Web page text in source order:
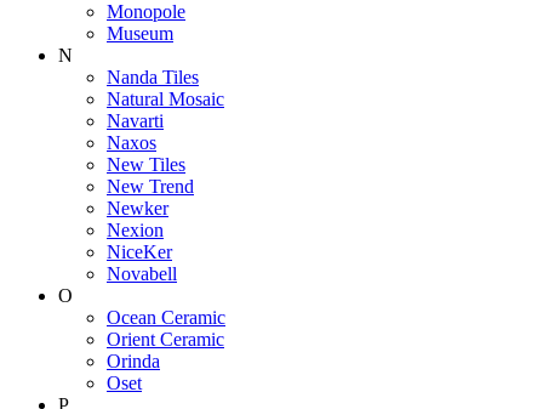
Monopole
Museum
N
Nanda Tiles
Natural Mosaic
Navarti
Naxos
New Tiles
New Trend
Newker
Nexion
NiceKer
Novabell
O
Ocean Ceramic
Orient Ceramic
Orinda
Oset
P